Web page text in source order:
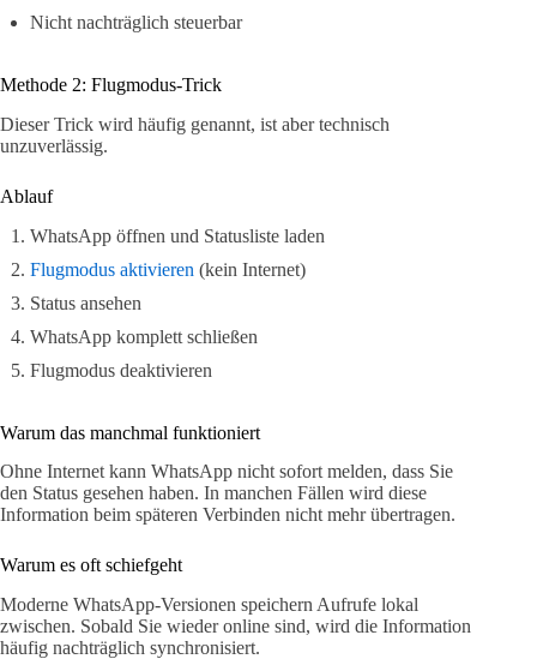
Nicht nachträglich steuerbar
Methode 2: Flugmodus-Trick
Dieser Trick wird häufig genannt, ist aber technisch
unzuverlässig.
Ablauf
WhatsApp öffnen und Statusliste laden
Flugmodus aktivieren (kein Internet)
Status ansehen
WhatsApp komplett schließen
Flugmodus deaktivieren
Warum das manchmal funktioniert
Ohne Internet kann WhatsApp nicht sofort melden, dass Sie
den Status gesehen haben. In manchen Fällen wird diese
Information beim späteren Verbinden nicht mehr übertragen.
Warum es oft schiefgeht
Moderne WhatsApp-Versionen speichern Aufrufe lokal
zwischen. Sobald Sie wieder online sind, wird die Information
häufig nachträglich synchronisiert.